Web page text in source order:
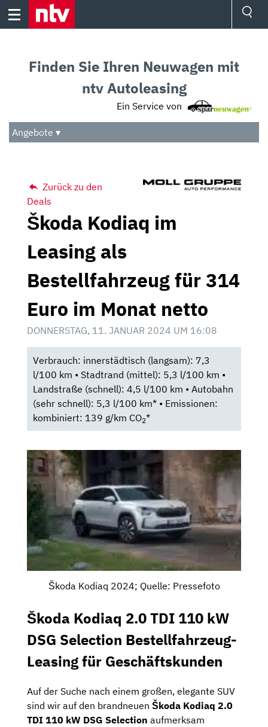
Skip
Audio
Das Beste
Finden Sie Ihren Neuwagen mit
ntv Autoleasing
Ein Service von
Angebote ▾
Zurück zu den
Deals
Škoda Kodiaq im
Leasing als
Bestellfahrzeug für 314
Euro im Monat netto
DONNERSTAG, 11. JANUAR 2024 UM 16:08
Verbrauch: innerstädtisch (langsam): 7,3
l/100 km • Stadtrand (mittel): 5,3 l/100 km •
Landstraße (schnell): 4,5 l/100 km • Autobahn
(sehr schnell): 5,3 l/100 km* • Emissionen:
kombiniert: 139 g/km CO2*
Škoda Kodiaq 2024; Quelle: Pressefoto
Škoda Kodiaq 2.0 TDI 110 kW
DSG Selection Bestellfahrzeug-
Leasing für Geschäftskunden
Auf der Suche nach einem großen, elegante SUV
sind wir auf den brandneuen Škoda Kodiaq 2.0
TDI 110 kW DSG Selection aufmerksam